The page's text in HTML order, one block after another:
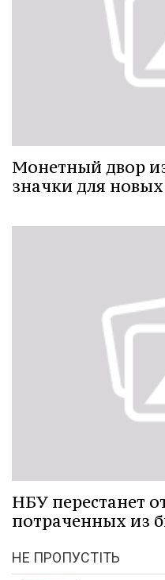
Монетный двор
значки для
НБУ перестанет
потраченных из
НЕ ПРОПУСТІТЬ